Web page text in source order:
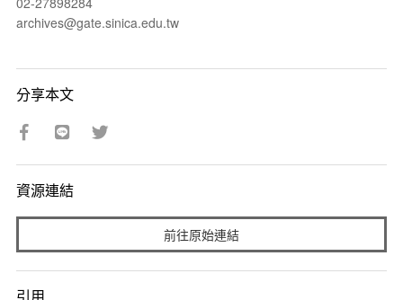
archives@gate.sinica.edu.tw
分享本文
資源連結
前往原始連結